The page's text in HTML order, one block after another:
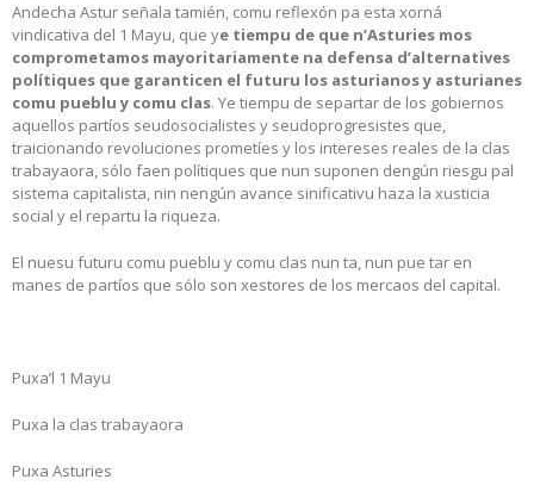
Andecha Astur señala tamién, comu reflexón pa esta xorná
vindicativa del 1 Mayu, que ye tiempu de que n’Asturies mos
comprometamos mayoritariamente na defensa d’alternatives
polítiques que garanticen el futuru los asturianos y asturianes
comu pueblu y comu clas. Ye tiempu de separtar de los gobiernos
aquellos partíos seudosocialistes y seudoprogresistes que,
traicionando revoluciones prometíes y los intereses reales de la clas
trabayaora, sólo faen polítiques que nun suponen dengún riesgu pal
sistema capitalista, nin nengún avance sinificativu haza la xusticia
social y el repartu la riqueza.
El nuesu futuru comu pueblu y comu clas nun ta, nun pue tar en
manes de partíos que sólo son xestores de los mercaos del capital.
Puxa’l 1 Mayu
Puxa la clas trabayaora
Puxa Asturies